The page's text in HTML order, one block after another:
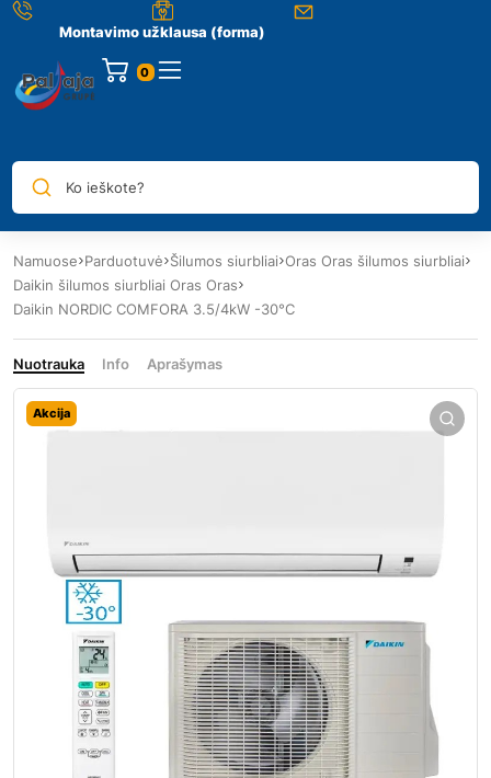
Montavimo užklausa (forma)
0
Ko ieškote?
Namuose Parduotuvė Šilumos siurbliai Oras Oras šilumos siurbliai
Daikin šilumos siurbliai Oras Oras
Daikin NORDIC COMFORA 3.5/4kW -30°C
Nuotrauka Info Aprašymas
Akcija